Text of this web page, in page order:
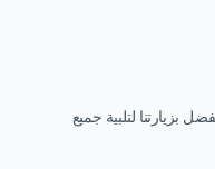
بزيارتنا لتلبية جميع